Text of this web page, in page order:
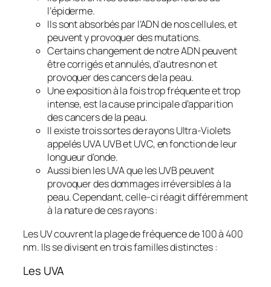
l’épiderme.
Ils sont absorbés par l’ADN de nos cellules, et
peuvent y provoquer des mutations.
Certains changement de notre ADN peuvent
être corrigés et annulés, d’autres non et
provoquer des cancers de la peau.
Une exposition à la fois trop fréquente et trop
intense, est la cause principale d’apparition
des cancers de la peau.
Il existe trois sortes de rayons Ultra-Violets
appelés UVA UVB et UVC, en fonction de leur
longueur d’onde.
Aussi bien les UVA que les UVB peuvent
provoquer des dommages irréversibles à la
peau. Cependant, celle-ci réagit différemment
à la nature de ces rayons :
Les UV couvrent la plage de fréquence de 100 à 400
nm. Ils se divisent en trois familles distinctes :
Les UVA